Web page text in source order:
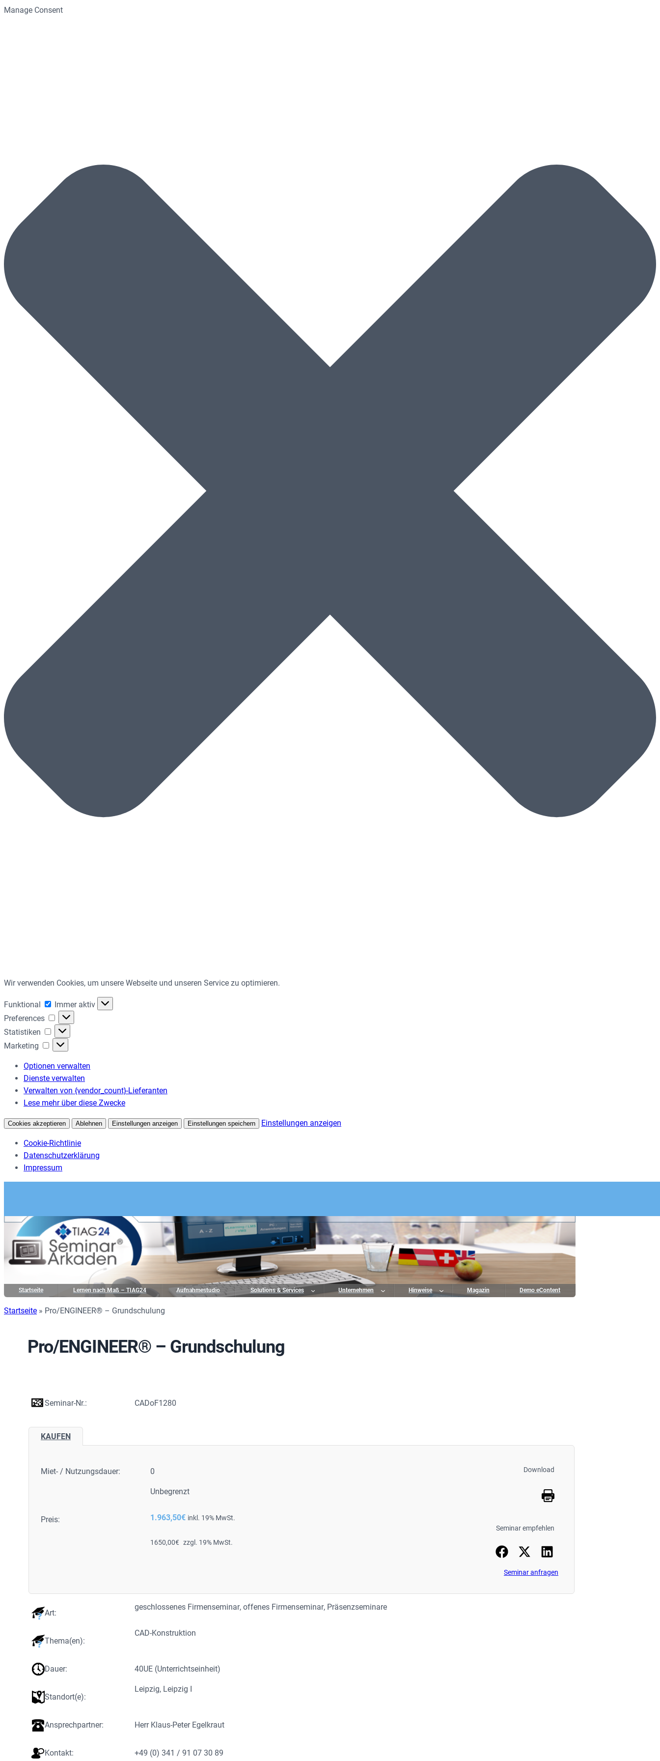
Manage Consent
Wir verwenden Cookies, um unsere Webseite und unseren Service zu optimieren.
Funktional Funktional
Immer aktiv
Preferences
Preferences
Statistiken
Statistiken
Marketing
Marketing
Optionen verwalten
Dienste verwalten
Verwalten von {vendor_count}-Lieferanten
Lese mehr über diese Zwecke
Cookies akzeptieren Ablehnen Einstellungen anzeigen Einstellungen speichern Einstellungen anzeigen
Cookie-Richtlinie
Datenschutzerklärung
Impressum
Startseite Lernen nach Maß – TIAG24 Aufnahmestudio Solutions & Services Unternehmen Hinweise Magazin Demo eContent
Startseite » Pro/ENGINEER® – Grundschulung
Pro/ENGINEER® – Grundschulung
Seminar-Nr.: CADoF1280
KAUFEN
Miet- / Nutzungsdauer: 0
Unbegrenzt
Preis: 1.963,50€ inkl. 19% MwSt.
1650,00€ zzgl. 19% MwSt.
Download
Seminar empfehlen
Seminar anfragen
Art:
geschlossenes Firmenseminar, offenes Firmenseminar, Präsenzseminare
Thema(en):
CAD-Konstruktion
Dauer: 40UE (Unterrichtseinheit)
Standort(e):
Leipzig, Leipzig I
Ansprechpartner: Herr Klaus-Peter Egelkraut
Kontakt: +49 (0) 341 / 91 07 30 89